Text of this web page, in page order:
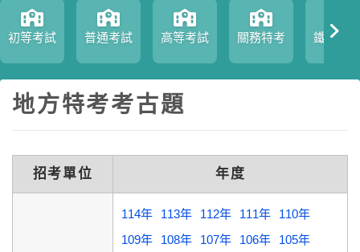
初等考試 普通考試 高等考試 關務特考 鐵路特
地方特考考古題
招考單位 年度
114年 113年 112年 111年
110年
109年
108年 107年 106年
105年